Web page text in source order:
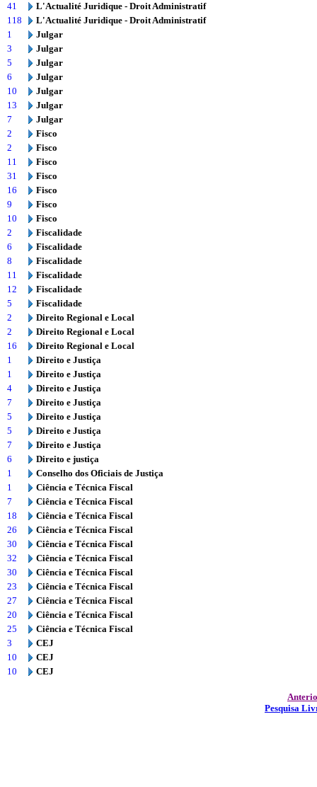
41
L'Actualité Juridique - Droit Administratif
118
L'Actualité Juridique - Droit Administratif
1
Julgar
3
Julgar
5
Julgar
6
Julgar
10
Julgar
13
Julgar
7
Julgar
2
Fisco
2
Fisco
11
Fisco
31
Fisco
16
Fisco
9
Fisco
10
Fisco
2
Fiscalidade
6
Fiscalidade
8
Fiscalidade
11
Fiscalidade
12
Fiscalidade
5
Fiscalidade
2
Direito Regional e Local
2
Direito Regional e Local
16
Direito Regional e Local
1
Direito e Justiça
1
Direito e Justiça
4
Direito e Justiça
7
Direito e Justiça
5
Direito e Justiça
5
Direito e Justiça
7
Direito e Justiça
6
Direito e justiça
1
Conselho dos Oficiais de Justiça
1
Ciência e Técnica Fiscal
7
Ciência e Técnica Fiscal
18
Ciência e Técnica Fiscal
26
Ciência e Técnica Fiscal
30
Ciência e Técnica Fiscal
32
Ciência e Técnica Fiscal
30
Ciência e Técnica Fiscal
23
Ciência e Técnica Fiscal
27
Ciência e Técnica Fiscal
20
Ciência e Técnica Fiscal
25
Ciência e Técnica Fiscal
3
CEJ
10
CEJ
10
CEJ
Pesquisa